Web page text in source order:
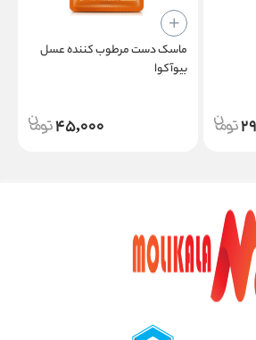
ماسک دست مرطوب کننده عسل
بیوآکوا
45,000